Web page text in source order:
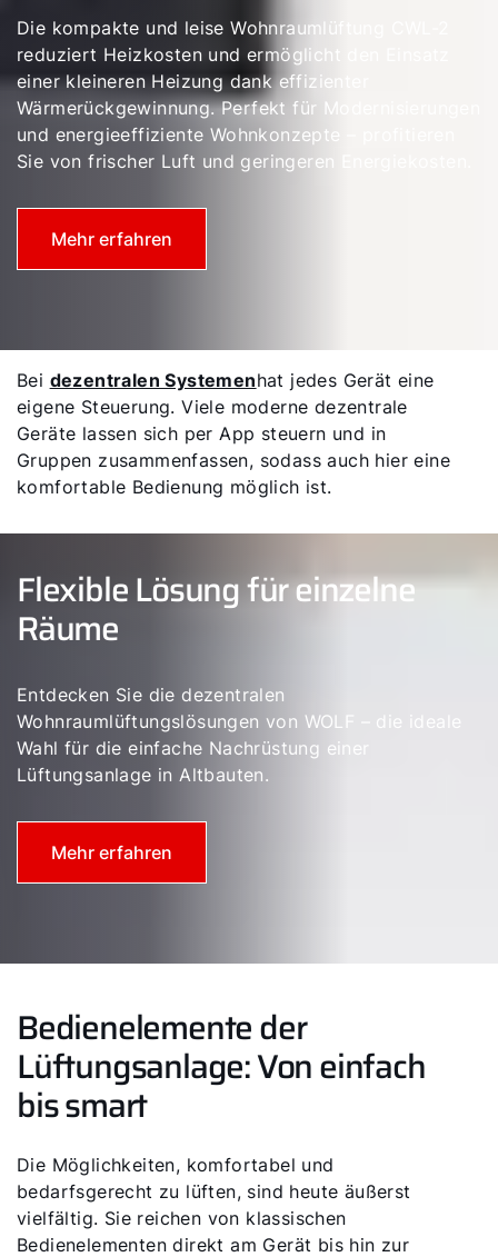
Die kompakte und leise Wohnraumlüftung CWL-2
reduziert Heizkosten und ermöglicht den Einsatz
einer kleineren Heizung dank effizienter
Wärmerückgewinnung. Perfekt für Modernisierungen
und energieeffiziente Wohnkonzepte – profitieren
Sie von frischer Luft und geringeren Energiekosten.
Mehr erfahren
Bei dezentralen Systemenhat jedes Gerät eine
eigene Steuerung. Viele moderne dezentrale
Geräte lassen sich per App steuern und in
Gruppen zusammenfassen, sodass auch hier eine
komfortable Bedienung möglich ist.
Flexible Lösung für einzelne
Räume
Entdecken Sie die dezentralen
Wohnraumlüftungslösungen von WOLF – die ideale
Wahl für die einfache Nachrüstung einer
Lüftungsanlage in Altbauten.
Mehr erfahren
Bedienelemente der
Lüftungsanlage: Von einfach
bis smart
Die Möglichkeiten, komfortabel und
bedarfsgerecht zu lüften, sind heute äußerst
vielfältig. Sie reichen von klassischen
Bedienelementen direkt am Gerät bis hin zur
Servus!
Wie können wir Ihnen helfen?
Service kontaktieren